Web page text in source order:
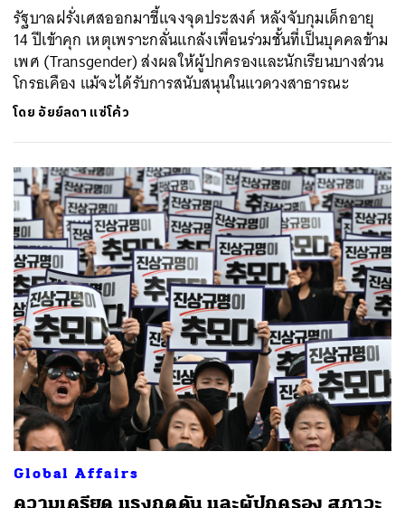
รัฐบาลฝรั่งเศสออกมาชี้แจงจุดประสงค์ หลังจับกุมเด็กอายุ
14 ปีเข้าคุก เหตุเพราะกลั่นแกล้งเพื่อนร่วมชั้นที่เป็นบุคคลข้าม
เพศ (Transgender) ส่งผลให้ผู้ปกครองและนักเรียนบางส่วน
โกรธเคือง แม้จะได้รับการสนับสนุนในแวดวงสาธารณะ
โดย อัยย์ลดา แซ่โค้ว
Global Affairs
ความเครียด แรงกดดัน และผู้ปกครอง สภาวะ
ค้นหา
SHARE